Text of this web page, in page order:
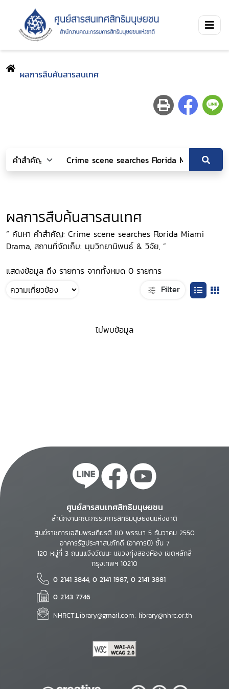
ผลการสืบค้นสารสนเทศ
ผลการสืบค้นสารสนเทศ
“ ค้นหา คำสำคัญ: Crime scene searches Florida Miami
Drama, สถานที่จัดเก็บ: มุมวิทยานิพนธ์ & วิจัย, ”
แสดงข้อมูล ถึง รายการ จากทั้งหมด 0 รายการ
Filter
ไม่พบข้อมูล
ศูนย์สารสนเทศสิทธิมนุษยชน
สำนักงานคณะกรรมการสิทธิมนุษยชนแห่งชาติ
ศูนย์ราชการเฉลิมพระเกียรติ 80 พรรษา 5 ธันวาคม 2550
อาคารรัฐประศาสนภักดี (อาคารบี) ชั้น 7
120 หมู่ที่ 3 ถนนแจ้งวัฒนะ แขวงทุ่งสองห้อง เขตหลักสี่
กรุงเทพฯ 10210
0 2141 3844, 0 2141 1987, 0 2141 3881
0 2143 7746
NHRCT.Library@gmail.com; library@nhrc.or.th